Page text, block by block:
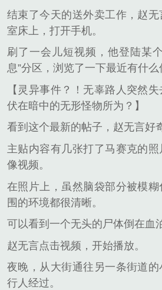
结束了今天的送外卖工作，赵
室床上，打开手机。
刷了一会儿短视频，他登陆某
息”分区，浏览了一下最近有什么
【灵异事件？！无辜路人突然
伏在暗中的无形怪物所为？】
看到这个最新的帖子，赵无言好
主贴内容有几张打了马赛克的
像视频。
在照片上，虽然脑袋部分被模
围的环境都很清晰。
可以看到一个无头的尸体倒在血
赵无言点击视频，开始播放。
夜晚，从大街通往另一条街道
行人经过。